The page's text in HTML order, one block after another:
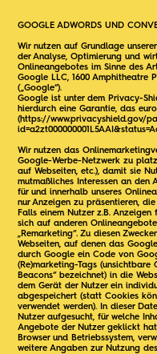
GOOGLE ADWORDS UND
Wir nutzen auf Grundlage
der Analyse, Optimierung und
Onlineangebotes im Sinne des
Google LLC, 1600 Amphitheatre
(„Google“).
Google ist unter dem Privacy-
hierdurch eine Garantie, das
(https://www.privacyshield.gov/
Wir nutzen das
Google-Werbe-Netzwerk zu
auf Webseiten, etc.), damit sie
mutmaßliches Interessen an den
für und innerhalb unseres
nur Anzeigen zu präsentieren,
Falls einem Nutzer z.B.
sich auf anderen
„Remarketing“. Zu diesen
Webseiten, auf denen das
durch Google ein Code von
(Re)marketing-Tags (unsichtbare
Beacons“ bezeichnet) in die
dem Gerät der Nutzer ein
abgespeichert (statt Cookies
verwendet werden). In dieser
Nutzer aufgesucht, für welche
Angebote der Nutzer geklickt
Browser und Betriebssystem,
weitere Angaben zur Nutzung